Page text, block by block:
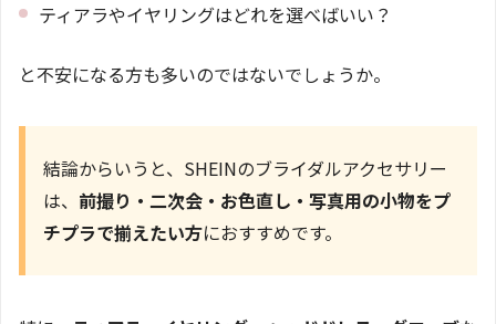
ティアラやイヤリングはどれを選べばいい？
と不安になる方も多いのではないでしょうか。
結論からいうと、SHEINのブライダルアクセサリー
は、 前撮り・二次会・お色直し・写真用の小物をプ
チプラで揃えたい方におすすめです。